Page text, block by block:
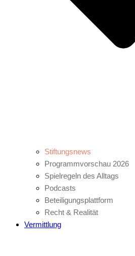
Stiftungsnews
Programmvorschau 2026
Spielregeln des Alltags
Podcasts
Beteiligungsplattform
Recht & Realität
Vermittlung